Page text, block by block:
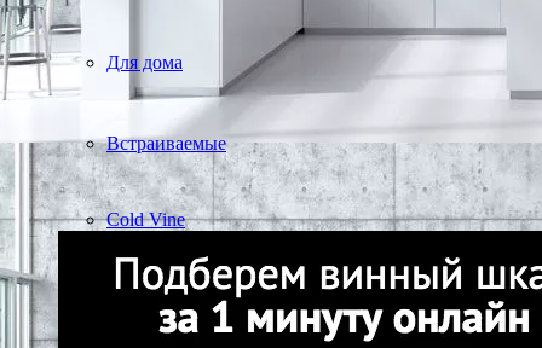
Для дома
Встраиваемые
Cold Vine